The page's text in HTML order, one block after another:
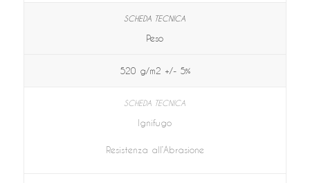
Peso
520 g/m2 +/- 5%
Ignifugo
Resistenza all’Abrasione